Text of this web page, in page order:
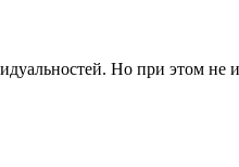
Но при этом не